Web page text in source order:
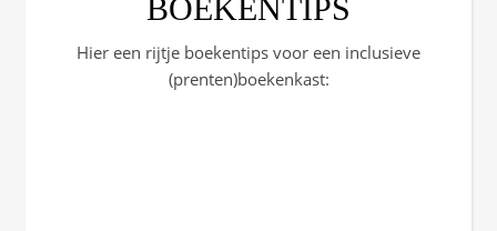
BOEKENTIPS
Hier een rijtje boekentips voor een inclusieve
(prenten)boekenkast: